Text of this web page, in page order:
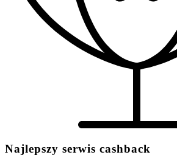
Najlepszy serwis cashback